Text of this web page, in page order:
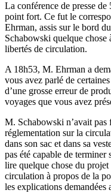
La conférence de presse de
point fort. Ce fut le
Ehrman, assis sur le bord
Schabowski quelque chose
libertés de circulation.
A 18h53, M. Ehrman a
vous avez parlé de
d’une grosse erreur de
voyages que vous avez
M. Schabowski n’avait pas
réglementation sur la
dans son sac et dans sa
pas été capable de terminer
lire quelque chose du
circulation à propos de la
les explications demandées